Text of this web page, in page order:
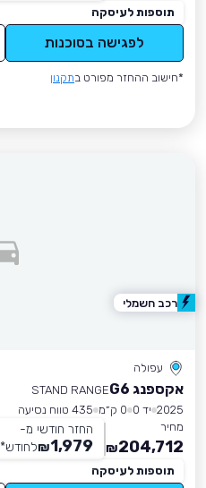
תוספות לעיסקה
לפגישה בסוכנות
*חישוב ההחזר מפורט בתקנון
עפולה
אקספנג G6
STAND RANGE
2025 יד 0 0 ק״מ
435 טווח נסיעה
מחיר
204,712
₪
החזר חודשי מ-
1,979
₪לחודש*
תוספות לעיסקה
רכב חשמלי